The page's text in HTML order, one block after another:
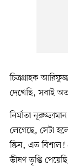
চিত্রগ্রাহক
দেখেছি, সবাই
নির্মাতা
লেগেছে, সেটা
স্ক্রিন, এত
ভীষণ তৃপ্তি